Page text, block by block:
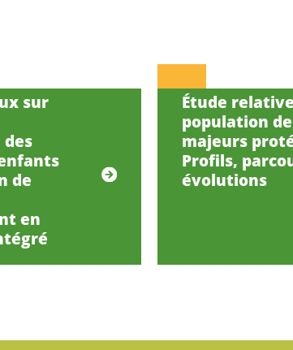
sur
de
en
Étude
population
majeurs
Profils,
évolutions